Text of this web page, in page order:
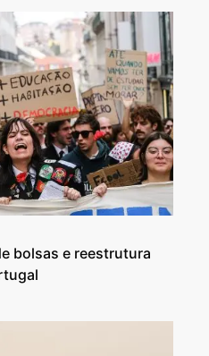
bolsas e reestrutura